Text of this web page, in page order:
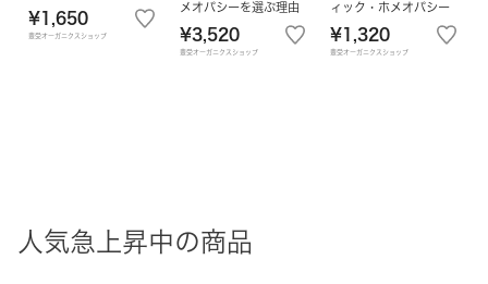
¥1,650
豊受オーガニクスショップ
メオパシーを選ぶ理由
¥3,520
豊受オーガニクスショップ
ィック・ホメオパシー
¥1,320
豊受オーガニクスショップ
人気急上昇中の商品